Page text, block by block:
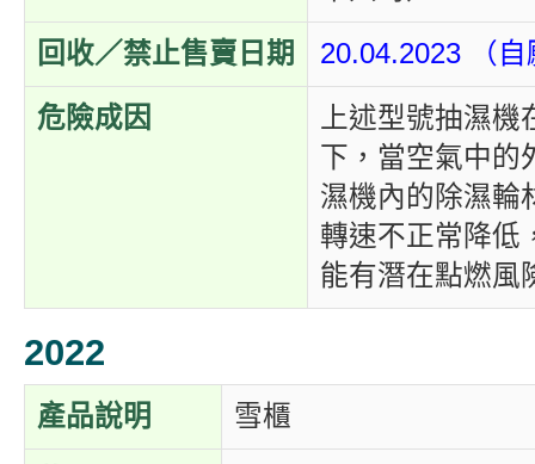
回收／禁止售賣日期 20.04.2023 （
危險成因
上述型號抽濕
下，當空氣中的
濕機內的除濕輪
轉速不正常降低
能有潛在點燃風
2022
產品說明 雪櫃